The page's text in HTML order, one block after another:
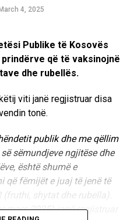
March 4, 2025
Publike të Kosovës
që të vaksinojnë
dhe rubellës.
viti janë regjistruar disa
tonë.
publik dhe me qëllim
sëmundjeve ngjitëse dhe
është shumë e
që fëmijët e juaj të jenë të
(fruthi, shytat dhe rubella).
mars 2025) janë regjistruar